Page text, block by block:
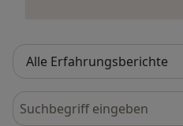
Bewertungen durchsuchen